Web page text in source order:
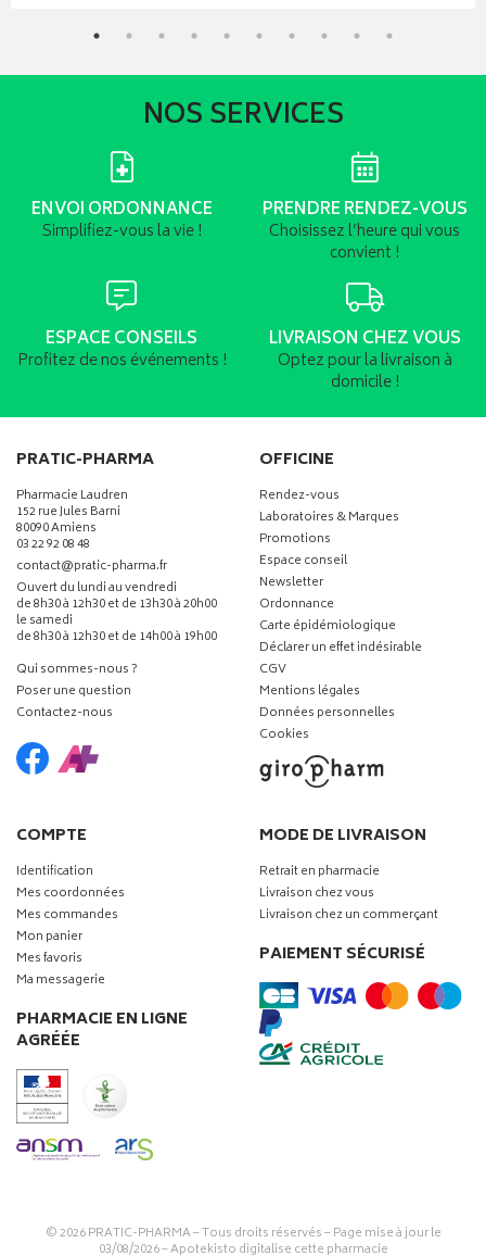
NOS SERVICES
ENVOI ORDONNANCE
Simplifiez-vous la vie !
PRENDRE RENDEZ-VOUS
Choisissez l’heure qui vous
convient !
ESPACE CONSEILS
Profitez de nos événements !
LIVRAISON CHEZ VOUS
Optez pour la livraison à
domicile !
PRATIC-PHARMA
Pharmacie Laudren
152 rue Jules Barni
80090 Amiens
03 22 92 08 48
contact-
@-
pratic-pharma.fr
Ouvert du lundi au vendredi
de 8h30 à 12h30 et de 13h30 à 20h00
le samedi
de 8h30 à 12h30 et de 14h00 à 19h00
Qui sommes-nous ?
Poser une question
Contactez-nous
OFFICINE
Rendez-vous
Laboratoires & Marques
Promotions
Espace conseil
Newsletter
Ordonnance
Carte épidémiologique
Déclarer un effet indésirable
CGV
Mentions légales
Données personnelles
Cookies
COMPTE
Identification
Mes coordonnées
Mes commandes
Mon panier
Mes favoris
Ma messagerie
PHARMACIE EN LIGNE
AGRÉÉE
MODE DE LIVRAISON
Retrait en pharmacie
Livraison chez vous
Livraison chez un commerçant
PAIEMENT SÉCURISÉ
© 2026PRATIC-PHARMA– Tous droits réservés – Page mise à jour le
03/08/2026 –Apotekisto digitalise cette pharmacie